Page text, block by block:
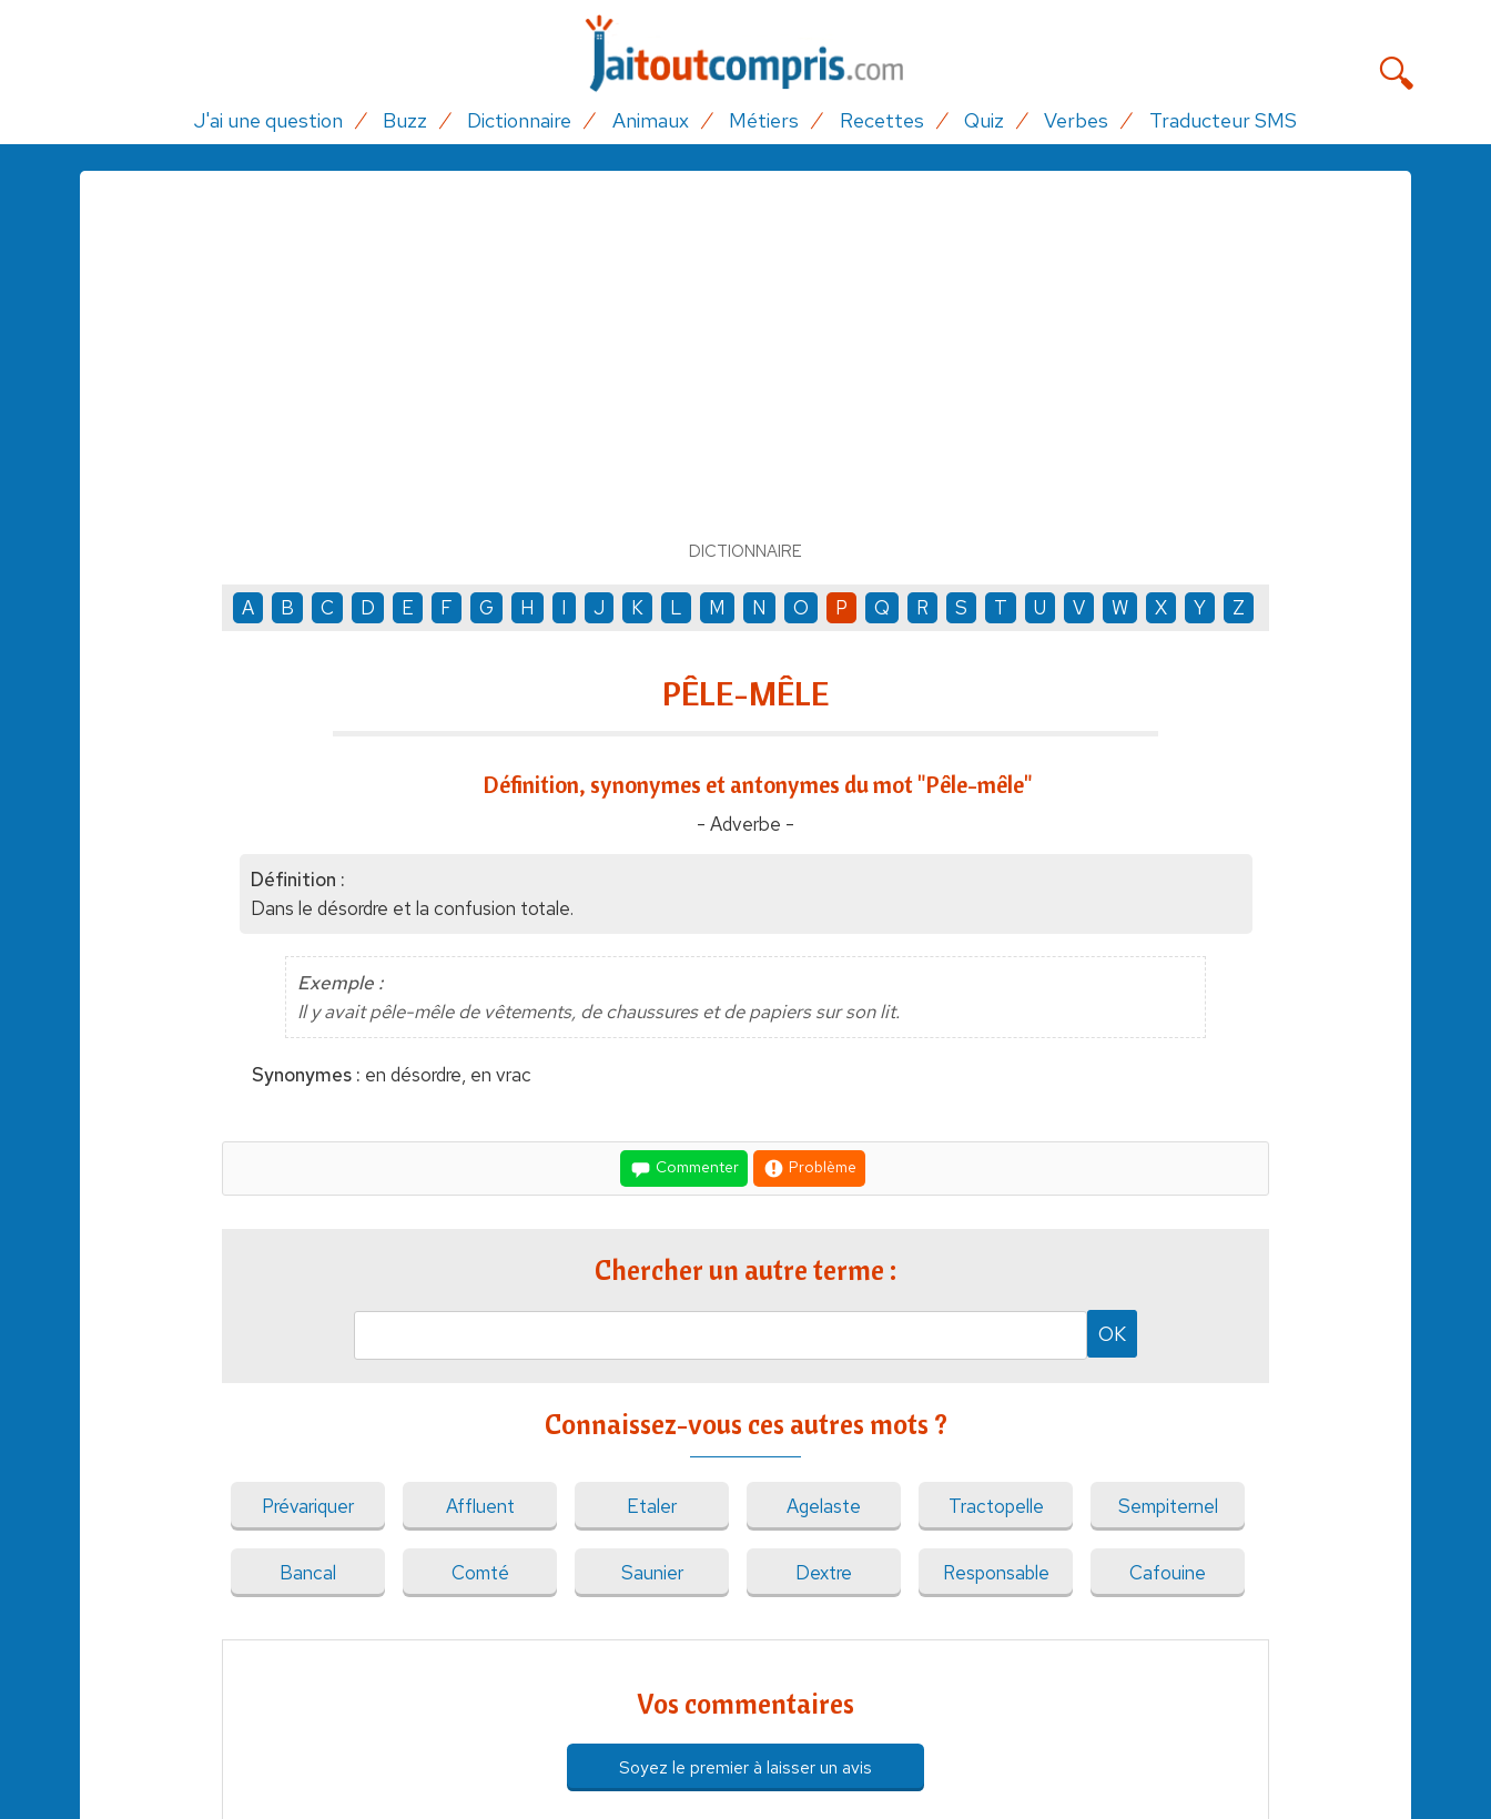
J'ai une question Buzz Dictionnaire Animaux Métiers Recettes Quiz Verbes Traducteur SMS
DICTIONNAIRE
A B C D E F G H I J K L M N O P Q R S T U V W X Y Z
PÊLE-MÊLE
Définition, synonymes et antonymes du mot "Pêle-mêle"
- Adverbe -
Définition :
Dans le désordre et la confusion totale.
Exemple :
Il y avait pêle-mêle de vêtements, de chaussures et de papiers sur son lit.
Synonymes : en désordre, en vrac
Commenter Problème
Chercher un autre terme :
Connaissez-vous ces autres mots ?
Prévariquer Affluent Etaler Agelaste Tractopelle Sempiternel
Bancal Comté Saunier Dextre Responsable Cafouine
Vos commentaires
Soyez le premier à laisser un avis